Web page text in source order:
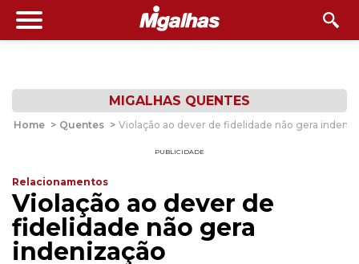
MIGALHAS QUENTES
Home > Quentes > Violação ao dever de fidelidade não gera
PUBLICIDADE
Relacionamentos
Violação ao dever de
fidelidade não gera
indenização